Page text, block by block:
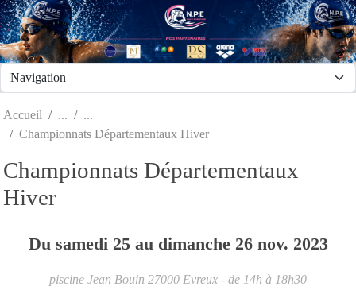
Accueil
Championnats Départementaux Hiver
Championnats Départementaux
Hiver
Du samedi 25au dimanche 26 nov. 2023
piscine Jean Bouin 27000 Evreux - de 14h à 18h30
Panneau de gestion des cookies